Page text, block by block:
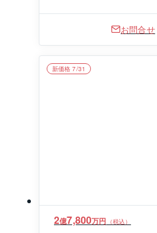
お問合せ
新価格 7/31
2億7,800万円 （税込）